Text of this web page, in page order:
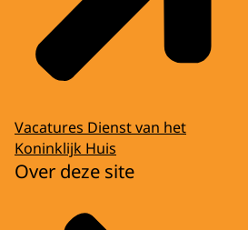
Vacatures Dienst van het
Koninklijk Huis
Over deze site